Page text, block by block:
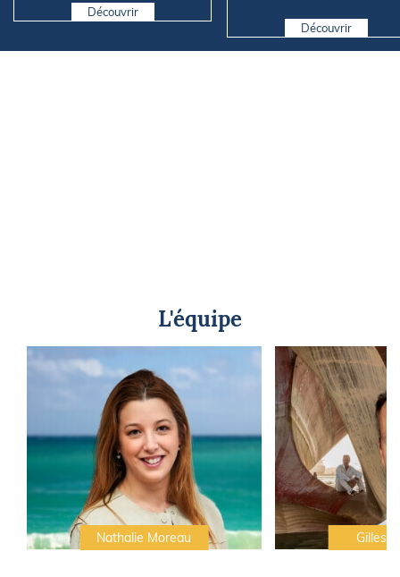
Découvrir
Découvrir
L'équipe
Nathalie Moreau Gilles